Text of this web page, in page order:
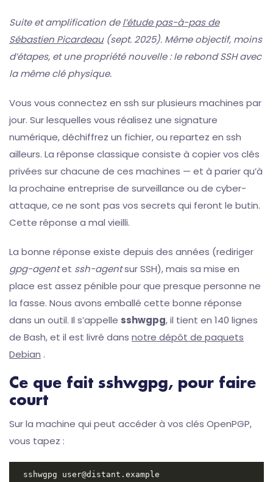
Suite et amplification del’étude pas-à-pas de
Sébastien Picardeau(sept. 2025). Même objectif, moins
d’étapes, et une propriété nouvelle : le rebond SSH avec
la même clé physique.
Vous vous connectez en ssh sur plusieurs machines par
jour. Sur lesquelles vous réalisez une signature
numérique, déchiffrez un fichier, ou repartez en ssh
ailleurs. La réponse classique consiste à copier vos clés
privées sur chacune de ces machines — et à parier qu’à
la prochaine entreprise de surveillance ou de cyber-
attaque, ce ne sont pas vos secrets qui feront le butin.
Cette réponse a mal vieilli.
La bonne réponse existe depuis des années (rediriger
gpg-agentet ssh-agentsur SSH), mais sa mise en
place est assez pénible pour que presque personne ne
la fasse. Nous avons emballé cette bonne réponse
dans un outil. Il s’appelle sshwgpg, il tient en 140 lignes
de Bash, et il est livré dans notre dépôt de paquets
Debian .
Ce que fait sshwgpg, pour faire
court
Sur la machine qui peut accéder à vos clés OpenPGP,
vous tapez :